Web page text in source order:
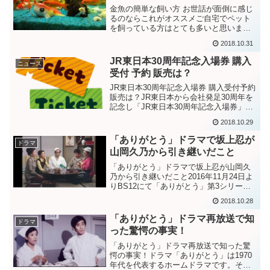
金魚の簡単な飼い方 お世話が面倒に感じ
るのならこれがオススメご自宅でペット
を飼っている方はとても多いと思いま
誰もが必ず飼ってみる生き物に「金魚」
がいます。ペットショップやホームセン
ターなどでも購入すること...
2018.10.31
ニュース
JR東日本30周年記念入場券 購入
受付 予約 販売は？
JR東日本30周年記念入場券 購入受付予約
販売は？JR東日本から会社発足30周年を
記念し「JR東日本30周年記念入場券」を
1634駅の入場券とバインダーがセットに
なっており価格は22万8760円！！この
き...
2018.10.29
ドラマ
「ありがとう」ドラマで坂上忍が
山岡久乃から引き継いだこと
「ありがとう」ドラマで坂上忍が山岡久
乃から引き継いだこと2016年11月24日よ
りBS12にて「ありがとう」第3シリーズ
によってドラマ「ありがとう」の存在を
知りました。再放送は第2シリーズ（看護
婦編）第1...
2018.10.28
ドラマ
「ありがとう」ドラマ再放送で知
った驚愕の事実！
「ありがとう」ドラマ再放送で知った驚
愕の事実！ドラマ「ありがとう」は1970
年代を代表するホームドラマです。その